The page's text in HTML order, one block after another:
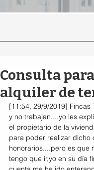
Consulta
alquiler de
[11:54, 29/9/2019] Fincas
y no trabajan....yo les
el propietario de la
para poder realizar dicho
honorarios....pero es que
tengo que ir,yo en su día